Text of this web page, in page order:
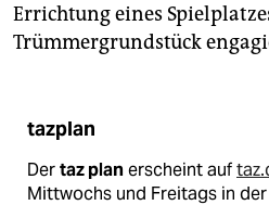
Errichtung eines
Trümmergrundstück
tazplan
Dertaz planerscheint auf
Mittwochs und Freitags in